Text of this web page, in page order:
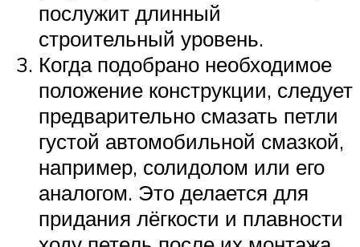
послужит длинный
строительный уровень.
Когда подобрано необходимое
положение конструкции, следует
предварительно смазать петли
густой автомобильной смазкой,
например, солидолом или его
аналогом. Это делается для
придания лёгкости и плавности